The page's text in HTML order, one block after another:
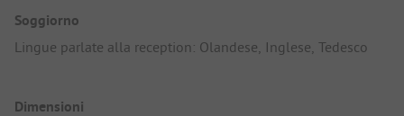
Soggiorno
Lingue parlate alla reception: Olandese, Inglese, Tedesco
Dimensioni